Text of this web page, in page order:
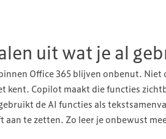
uit wat je al
Office 365 blijven onbenut.
kent. Copilot maakt die functies
de AI functies als
aan te zetten. Zo leer je onbewust